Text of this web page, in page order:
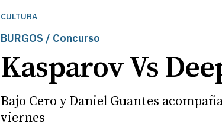
CULTURA
BURGOS / Concurso
Kasparov Vs
Bajo Cero y Daniel Guantes
viernes